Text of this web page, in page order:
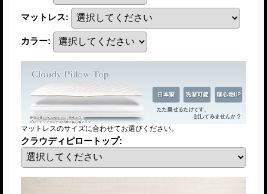
マットレス:
カラー:
マットレスのサイズに合わせてお選びください。
クラウディピロートップ: